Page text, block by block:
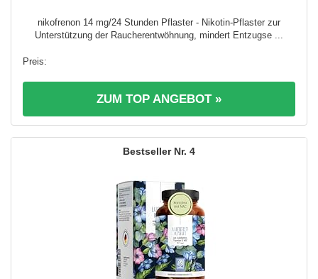
nikofrenon 14 mg/24 Stunden Pflaster - Nikotin-Pflaster zur
Unterstützung der Raucherentwöhnung, mindert Entzugse ...
ZUM TOP ANGEBOT »
4